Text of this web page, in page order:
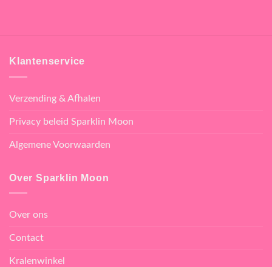
Klantenservice
Verzending & Afhalen
Privacy beleid Sparklin Moon
Algemene Voorwaarden
Over Sparklin Moon
Over ons
Contact
Kralenwinkel